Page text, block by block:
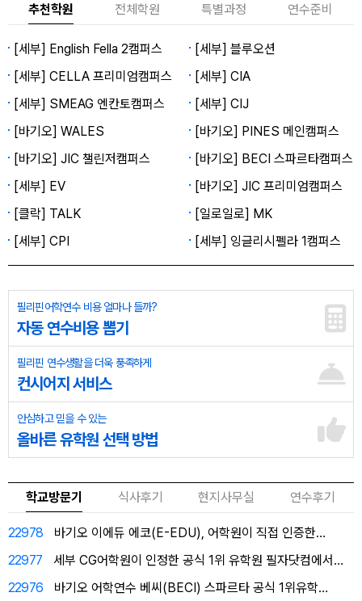
추천학원 전체학원 특별과정 연수준비
[세부] English Fella 2캠퍼스
[세부] 블루오션
[세부] CELLA 프리미엄캠퍼스
[세부] CIA
[세부] SMEAG 엔칸토캠퍼스
[세부] CIJ
[바기오] WALES
[바기오] PINES 메인캠퍼스
[바기오] JIC 챌린저캠퍼스
[바기오] BECI 스파르타캠퍼스
[세부] EV
[바기오] JIC 프리미엄캠퍼스
[클락] TALK
[일로일로] MK
[세부] CPI
[세부] 잉글리시펠라 1캠퍼스
필리핀어학연수 비용 얼마나 들까?
자동 연수비용 뽑기
필리핀 연수생활을 더욱 풍족하게
컨시어지 서비스
안심하고 믿을 수 있는
올바른 유학원 선택 방법
학교방문기 식사후기 현지사무실 연수후기
22978
바기오 이에듀 에코(E-EDU), 어학원이 직접 인증한…
22977
세부 CG어학원이 인정한 공식 1위 유학원 필자닷컴에서…
22976
바기오 어학연수 베씨(BECI) 스파르타 공식 1위유학…